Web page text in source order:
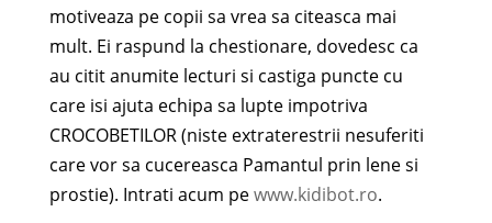
motiveaza pe copii sa vrea sa citeasca mai
mult. Ei raspund la chestionare, dovedesc ca
au citit anumite lecturi si castiga puncte cu
care isi ajuta echipa sa lupte impotriva
CROCOBETILOR (niste extraterestrii nesuferiti
care vor sa cucereasca Pamantul prin lene si
prostie). Intrati acum pewww.kidibot.ro.